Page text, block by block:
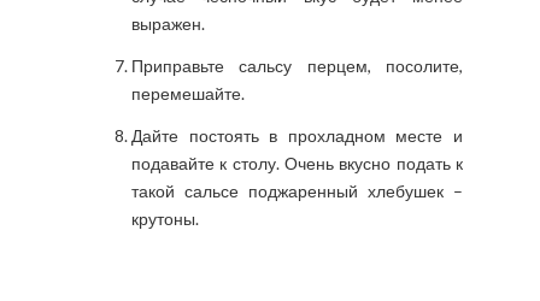
выражен.
Приправьте сальсу перцем, посолите,
перемешайте.
Дайте постоять в прохладном месте и
подавайте к столу. Очень вкусно подать к
такой сальсе поджаренный хлебушек –
крутоны.